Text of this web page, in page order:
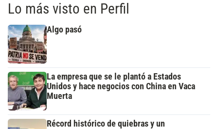
Lo más visto en Perfil
Algo pasó
La empresa que se le plantó a Estados
Unidos y hace negocios con China en Vaca
Muerta
Récord histórico de quiebras y un